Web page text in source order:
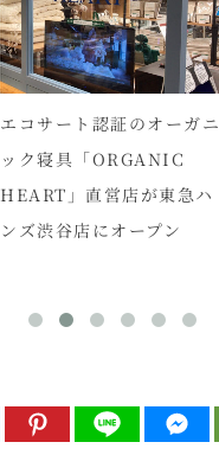
エコサート認証のオーガニ
ック寝具「ORGANIC
HEART」直営店が東急ハ
ンズ渋谷店にオープン